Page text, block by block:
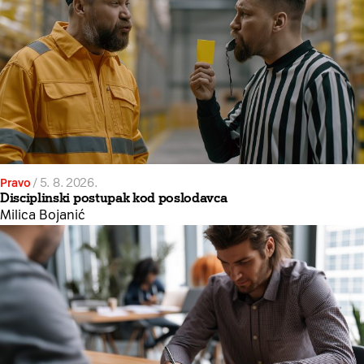
Pravo / 5. 8. 2026.
Disciplinski postupak kod poslodavca
Milica Bojanić